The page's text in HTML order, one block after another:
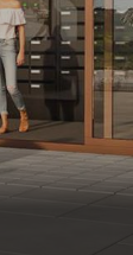
vragen